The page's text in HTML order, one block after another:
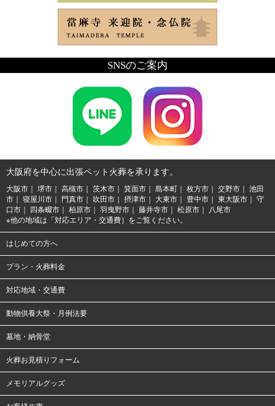
SNSのご案内
大阪府を中心に出張ペット火葬を承ります。
大阪市 堺市 高槻市 茨木市 箕面市 島本町 枚方市 交野市
池田
市
寝屋川市 門真市 吹田市 摂津市 大東市 豊中市 東大阪市
守
口市
四条畷市 柏原市 羽曳野市 藤井寺市 松原市
八尾市
※他の地域は「対応エリア・交通費］をご覧ください。
はじめての方へ
プラン・火葬料金
対応地域・交通費
動物供養大祭・月例法要
墓地・納骨堂
火葬お見積りフォーム
メモリアルグッズ